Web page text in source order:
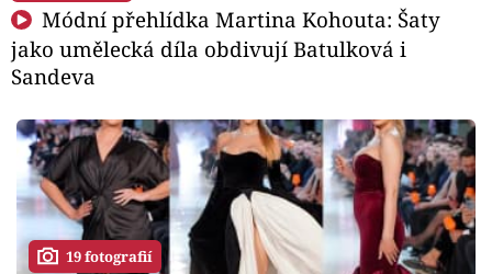
Módní přehlídka Martina Kohouta: Šaty
jako umělecká díla obdivují Batulková i
Sandeva
19 fotografií